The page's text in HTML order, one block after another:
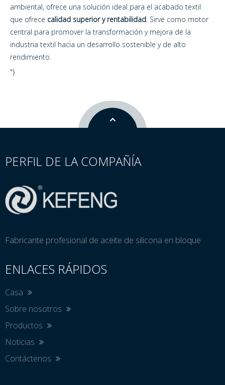
ambiental, ofrece una solución ideal para el acabado textil
que ofrece calidad superior y rentabilidad. Sirve como motor
central para promover la transformación y mejora de la
industria textil hacia un desarrollo sostenible y de alto
rendimiento.
"}
PERFIL DE LA COMPAÑÍA
Fabricante profesional de aceite de silicona en bloque
ENLACES RÁPIDOS
Casa
Sobre nosotros
Productos
Noticias
Contáctenos